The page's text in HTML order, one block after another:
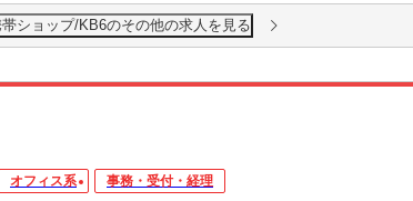
ショップ/KB6のその他の求人を見る
オフィス系 事務・受付・経理